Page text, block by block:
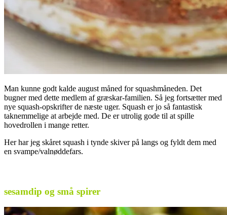
Man kunne godt kalde august måned for squashmåneden. Det
bugner med dette medlem af græskar-familien. Så jeg fortsætter med
nye squash-opskrifter de næste uger. Squash er jo så fantastisk
taknemmelige at arbejde med. De er utrolig gode til at spille
hovedrollen i mange retter.
Her har jeg skåret squash i tynde skiver på langs og fyldt dem med
en svampe/valnøddefars.
sesamdip og små spirer